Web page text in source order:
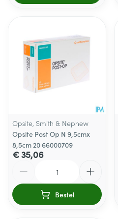
Opsite, Smith & Nephew
Opsite Post Op N 9,5cmx
8,5cm 20 66000709
€ 35,06
Bestel